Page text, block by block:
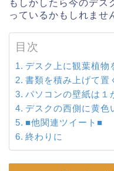
もしかしたら今のデス
っているかもしれませ
目次
デスク上に観葉植物
書類を積み上げて置
パソコンの壁紙は１
デスクの西側に黄色
■他関連ツイート■
終わりに